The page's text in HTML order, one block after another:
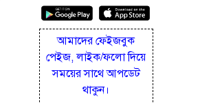
আমাদের ফেইজবুক
পেইজ, লাইক/ফলো দিয়ে
সময়ের সাথে আপডেট
থাকুন।